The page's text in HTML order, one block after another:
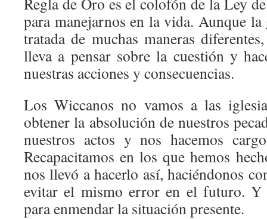
para manejarnos en la vida. Aunque la
tratada de muchas maneras
lleva a pensar sobre la cuestión y
nuestras acciones y consecuencias.
Los Wiccanos no vamos a las
obtener la absolución de nuestros
nuestros actos y nos hacemos
Recapacitamos en los que hemos
nos llevó a hacerlo así, haciéndonos
evitar el mismo error en el futuro. Y
para enmendar la situación presente.